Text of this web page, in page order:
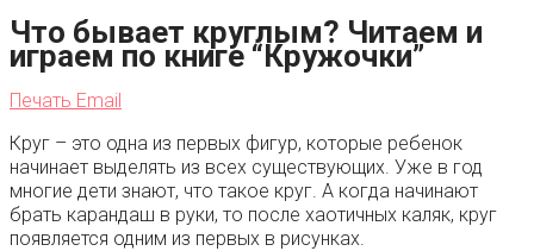
Что бывает круглым? Читаем и
играем по книге “Кружочки”
Печать Email
Круг – это одна из первых фигур, которые ребенок
начинает выделять из всех существующих. Уже в год
многие дети знают, что такое круг. А когда начинают
брать карандаш в руки, то после хаотичных каляк, круг
появляется одним из первых в рисунках.